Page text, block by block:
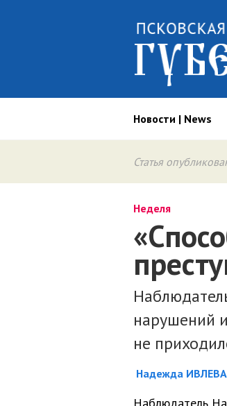
Новости | News
Статья
Неделя
нарушений
не
Надежда ИВЛЕВА